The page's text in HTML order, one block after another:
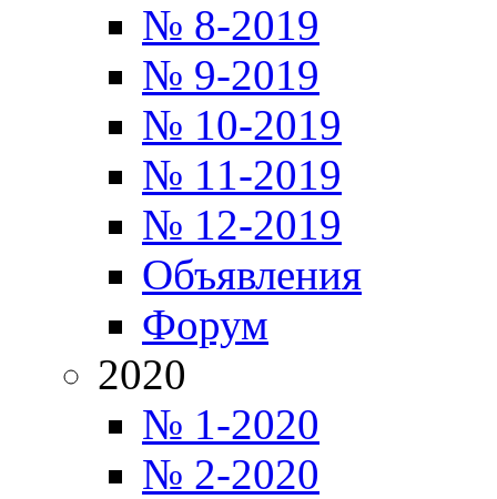
№ 8-2019
№ 9-2019
№ 10-2019
№ 11-2019
№ 12-2019
Объявления
Форум
2020
№ 1-2020
№ 2-2020